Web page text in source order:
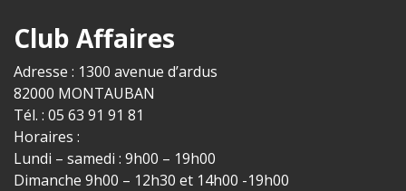
Club Affaires
Adresse : 1300 avenue d’ardus
82000 MONTAUBAN
Tél. : 05 63 91 91 81
Horaires :
Lundi – samedi : 9h00 – 19h00
Dimanche 9h00 – 12h30 et 14h00 -19h00